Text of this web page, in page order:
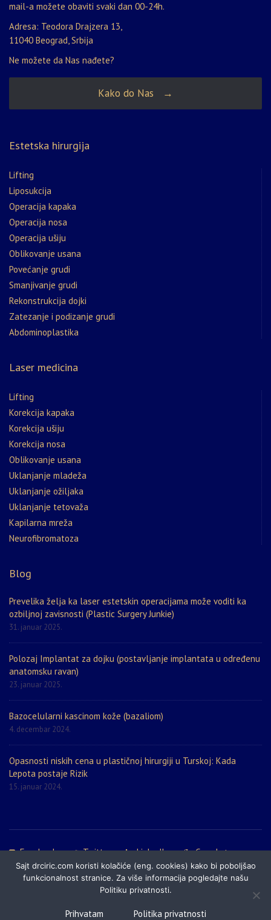
mail-a možete obaviti svaki dan 00-24h.
Adresa: Teodora Drajzera 13,
11040 Beograd, Srbija
Ne možete da Nas nađete?
Kako do Nas →
Estetska hirurgija
Lifting
Liposukcija
Operacija kapaka
Operacija nosa
Operacija ušiju
Oblikovanje usana
Povećanje grudi
Smanjivanje grudi
Rekonstrukcija dojki
Zatezanje i podizanje grudi
Abdominoplastika
Laser medicina
Lifting
Korekcija kapaka
Korekcija ušiju
Korekcija nosa
Oblikovanje usana
Uklanjanje mladeža
Uklanjanje ožiljaka
Uklanjanje tetovaža
Kapilarna mreža
Neurofibromatoza
Blog
Prevelika želja ka laser estetskin operacijama može voditi ka
ozbiljnoj zavisnosti (Plastic Surgery Junkie)
31. januar 2025.
Polozaj Implantat za dojku (postavljanje implantata u određenu
anatomsku ravan)
23. januar 2025.
Bazocelularni kascinom kože (bazaliom)
4. decembar 2024.
Opasnosti niskih cena u plastičnoj hirurgiji u Turskoj: Kada
Lepota postaje Rizik
15. januar 2024.
Facebook Twitter LinkedIn
Google+
Politika privatnosti
Prijatelji sajta Mapa sajta
Sajt drciric.com koristi kolačiće (eng. cookies) kako bi poboljšao
funkcionalnost stranice. Za više informacija pogledajte našu
Politiku privatnosti.
Prihvatam Politika privatnosti